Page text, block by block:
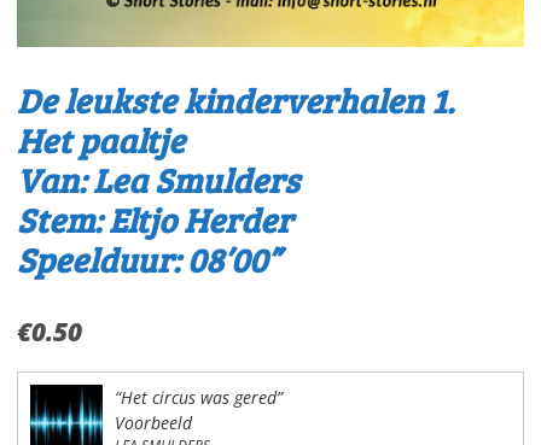
De leukste kinderverhalen 1.
Het paaltje
Van: Lea Smulders
Stem: Eltjo Herder
Speelduur: 08’00”
€0.50
“Het circus was gered”
Voorbeeld